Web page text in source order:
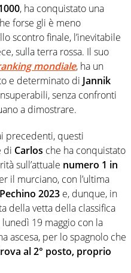
, ha conquistato una
forse gli è meno
scontro finale, l’inevitabile
sulla terra rossa. Il suo
mondiale, ha un
e determinato di Jannik
senza confronti
a dimostrare.
precedenti, questi
di Carlos che ha conquistato
sull’attuale numero 1 in
il murciano, con l’ultima
Pechino 2023 e, dunque, in
della vetta della classifica
19 maggio con la
ascesa, per lo spagnolo che
al 2° posto, proprio